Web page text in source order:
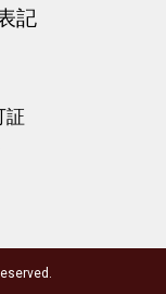
記
証